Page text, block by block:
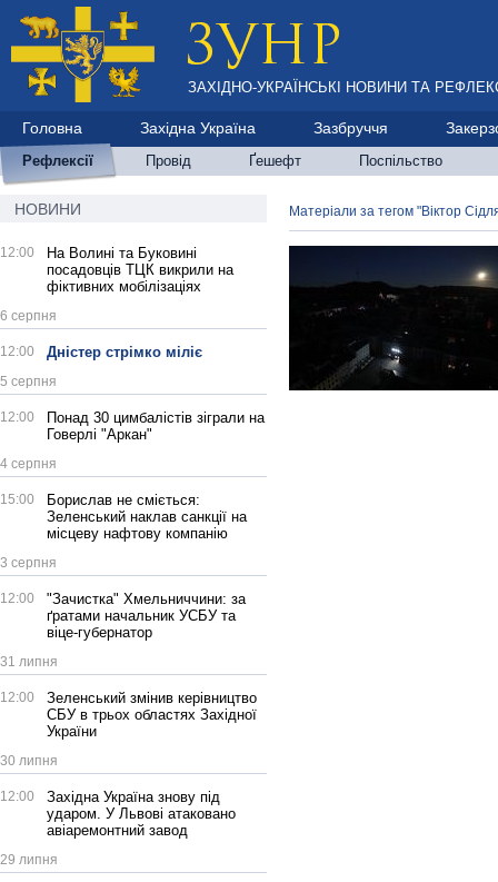
ЗАХІДНО-УКРАЇНСЬКІ НОВИНИ ТА
Головна Західна Україна Зазбруччя
Рефлексії Провід Ґешефт Поспільство
НОВИНИ
12:00
На Волині та Буковині
посадовців ТЦК викрили на
фіктивних мобілізаціях
6 серпня
12:00 Дністер стрімко міліє
5 серпня
12:00
Понад 30 цимбалістів зіграли на
Говерлі "Аркан"
4 серпня
15:00
Борислав не сміється:
Зеленський наклав санкції на
місцеву нафтову компанію
3 серпня
12:00
"Зачистка" Хмельниччини: за
ґратами начальник УСБУ та
віце-губернатор
31 липня
12:00
Зеленський змінив керівництво
СБУ в трьох областях Західної
України
30 липня
12:00
Західна Україна знову під
ударом. У Львові атаковано
авіаремонтний завод
29 липня
Матеріали за тегом "Віктор